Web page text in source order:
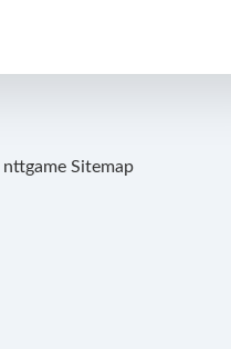
nttgame Sitemap